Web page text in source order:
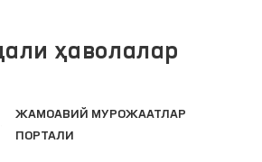
ҳаволалар
ЖАМОАВИЙ МУРОЖААТЛАР
ПОРТАЛИ